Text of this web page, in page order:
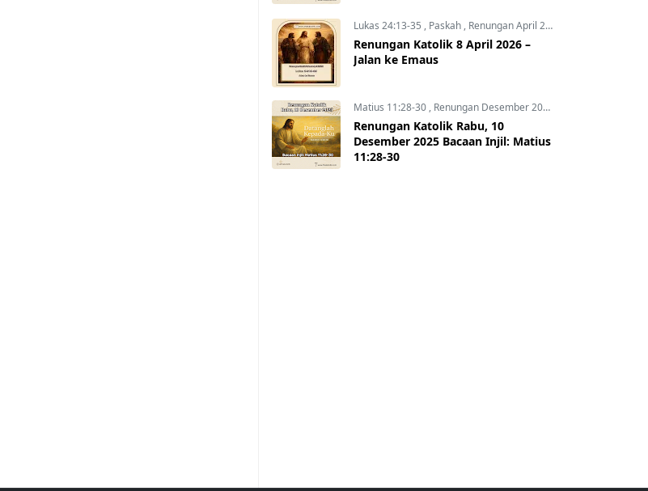
Lukas 24:13-35 , Paskah , Renungan April 2026
Renungan Katolik 8 April 2026 –
Jalan ke Emaus
Matius 11:28-30 , Renungan Desember 2025
Renungan Katolik Rabu, 10
Desember 2025 Bacaan Injil: Matius
11:28-30